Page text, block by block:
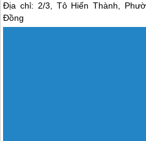
Địa chỉ: 2/3, Tô Hiến Thành,
Đồng